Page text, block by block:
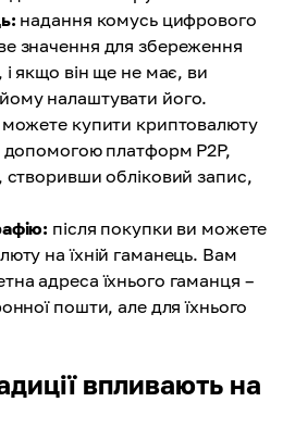
надання комусь цифрового
значення для збереження
якщо він ще не має, ви
налаштувати його.
купити криптовалюту
допомогою платформ P2P,
створивши обліковий запис,
після покупки ви можете
на їхній гаманець. Вам
адреса їхнього гаманця –
пошти, але для їхнього
впливають на